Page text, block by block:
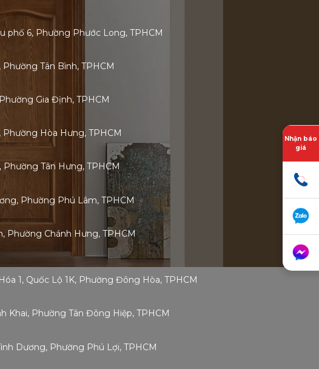
phố 6, Phường Phước Long, TPHCM
Tân Bình, TPHCM
Gia Định, TPHCM
Phường Hòa Hưng, TPHCM
Phường Tân Hưng, TPHCM
Phường Phú Lâm, TPHCM
Phường Chánh Hưng, TPHCM
1, Quốc Lộ 1K, Phường Đông Hòa, TPHCM
Khai, Phường Tân Đông Hiệp, TPHCM
Dương, Phường Phú Lợi, TPHCM
Nhận báo
giá